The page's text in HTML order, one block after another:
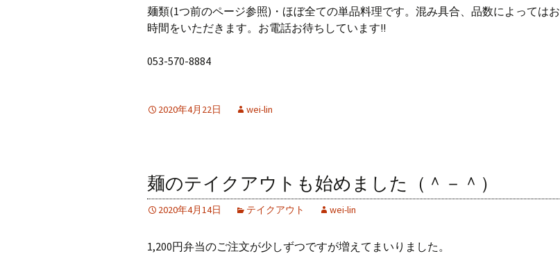
麺類(1つ前のページ参照)・ほぼ全ての単品料理です。混み具合、品数によってはお
時間をいただきます。お電話お待ちしています!!
053-570-8884
2020年4月22日 wei-lin
麺のテイクアウトも始めました（＾－＾）
2020年4月14日 テイクアウト wei-lin
1,200円弁当のご注文が少しずつですが増えてまいりました。